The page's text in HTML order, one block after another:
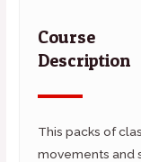
Course
Description
This packs of
movements and